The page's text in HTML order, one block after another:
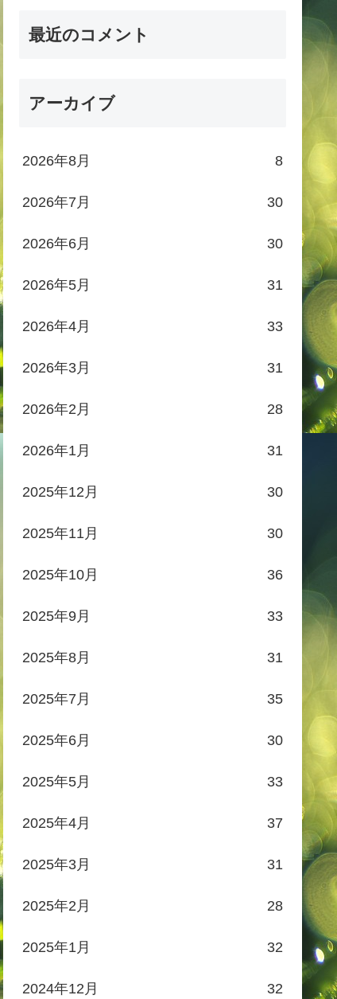
最近のコメント
アーカイブ
2026年8月 8
2026年7月 30
2026年6月 30
2026年5月 31
2026年4月 33
2026年3月 31
2026年2月 28
2026年1月 31
2025年12月 30
2025年11月 30
2025年10月 36
2025年9月 33
2025年8月 31
2025年7月 35
2025年6月 30
2025年5月 33
2025年4月 37
2025年3月 31
2025年2月 28
2025年1月 32
2024年12月 32